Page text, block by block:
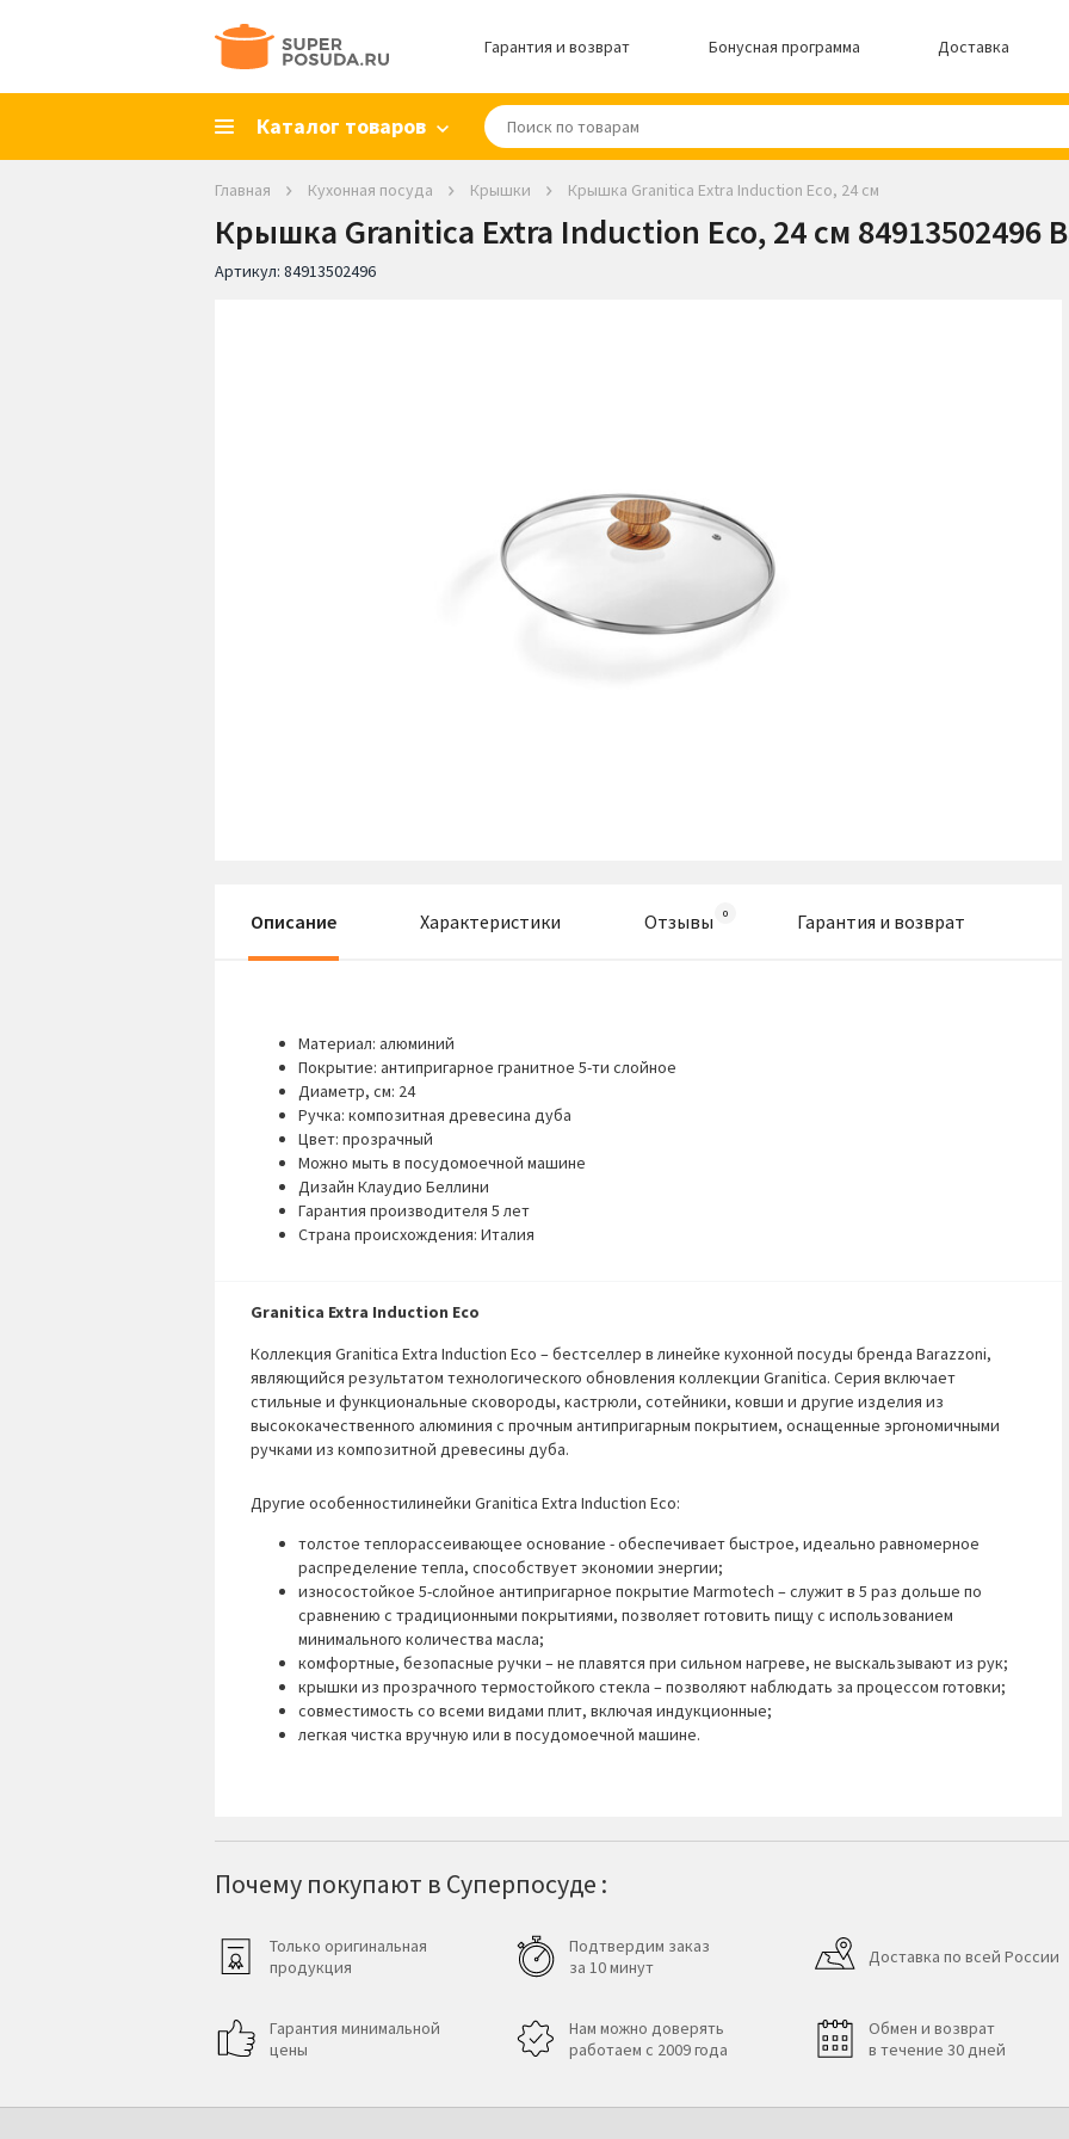
Гарантия и возврат Бонусная программа Доставка
Каталог товаров
Главная Кухонная посуда Крышки Крышка Granitica Extra Induction Eco, 24 см
Крышка Granitica Extra Induction Eco, 24 см 84913502496
Артикул: 84913502496
Описание Характеристики Отзывы Гарантия и возврат
Материал: алюминий
Покрытие: антипригарное гранитное 5-ти слойное
Диаметр, см: 24
Ручка: композитная древесина дуба
Цвет: прозрачный
Можно мыть в посудомоечной машине
Дизайн Клаудио Беллини
Гарантия производителя 5 лет
Страна происхождения: Италия
Granitica Extra Induction Eco
Коллекция Granitica Extra Induction Eco – бестселлер в линейке кухонной посуды бренда Barazzoni,
являющийся результатом технологического обновления коллекции Granitica. Серия включает
стильные и функциональные сковороды, кастрюли, сотейники, ковши и другие изделия из
высококачественного алюминия с прочным антипригарным покрытием, оснащенные эргономичными
ручками из композитной древесины дуба.
Другие особенностилинейки Granitica Extra Induction Eco:
толстое теплорассеивающее основание - обеспечивает быстрое, идеально равномерное
распределение тепла, способствует экономии энергии;
износостойкое 5-слойное антипригарное покрытие Marmotech – служит в 5 раз дольше по
сравнению с традиционными покрытиями, позволяет готовить пищу с использованием
минимального количества масла;
комфортные, безопасные ручки – не плавятся при сильном нагреве, не выскальзывают из рук;
крышки из прозрачного термостойкого стекла – позволяют наблюдать за процессом готовки;
совместимость со всеми видами плит, включая индукционные;
легкая чистка вручную или в посудомоечной машине.
Почему покупают в Суперпосуде :
Только оригинальная
продукция
Гарантия минимальной
цены
Подтвердим заказ
за 10 минут
Нам можно доверять
работаем с 2009 года
Доставка по всей России
Обмен и возврат
в течение 30 дней